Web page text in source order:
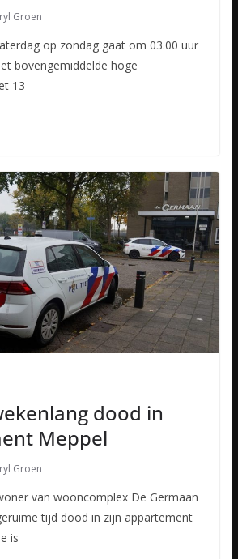
Groen
op zondag gaat om 03.00 uur
bovengemiddelde hoge
13
dood in
Meppel
Groen
van wooncomplex De Germaan
tijd dood in zijn appartement
is